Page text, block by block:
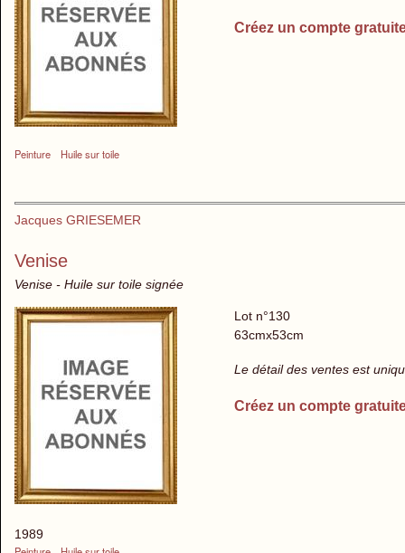
Peinture Huile sur toile
Créez un compte
Jacques GRIESEMER
Venise
Venise - Huile sur toile signée
1989
Lot n°130
63cmx53cm
Le détail des ventes est
Créez un compte